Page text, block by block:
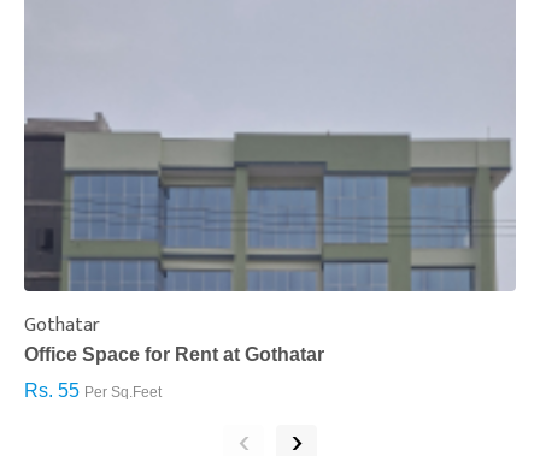
Gothatar
Office Space for Rent at Gothatar
Rs. 55 Per Sq.Feet
‹ ›